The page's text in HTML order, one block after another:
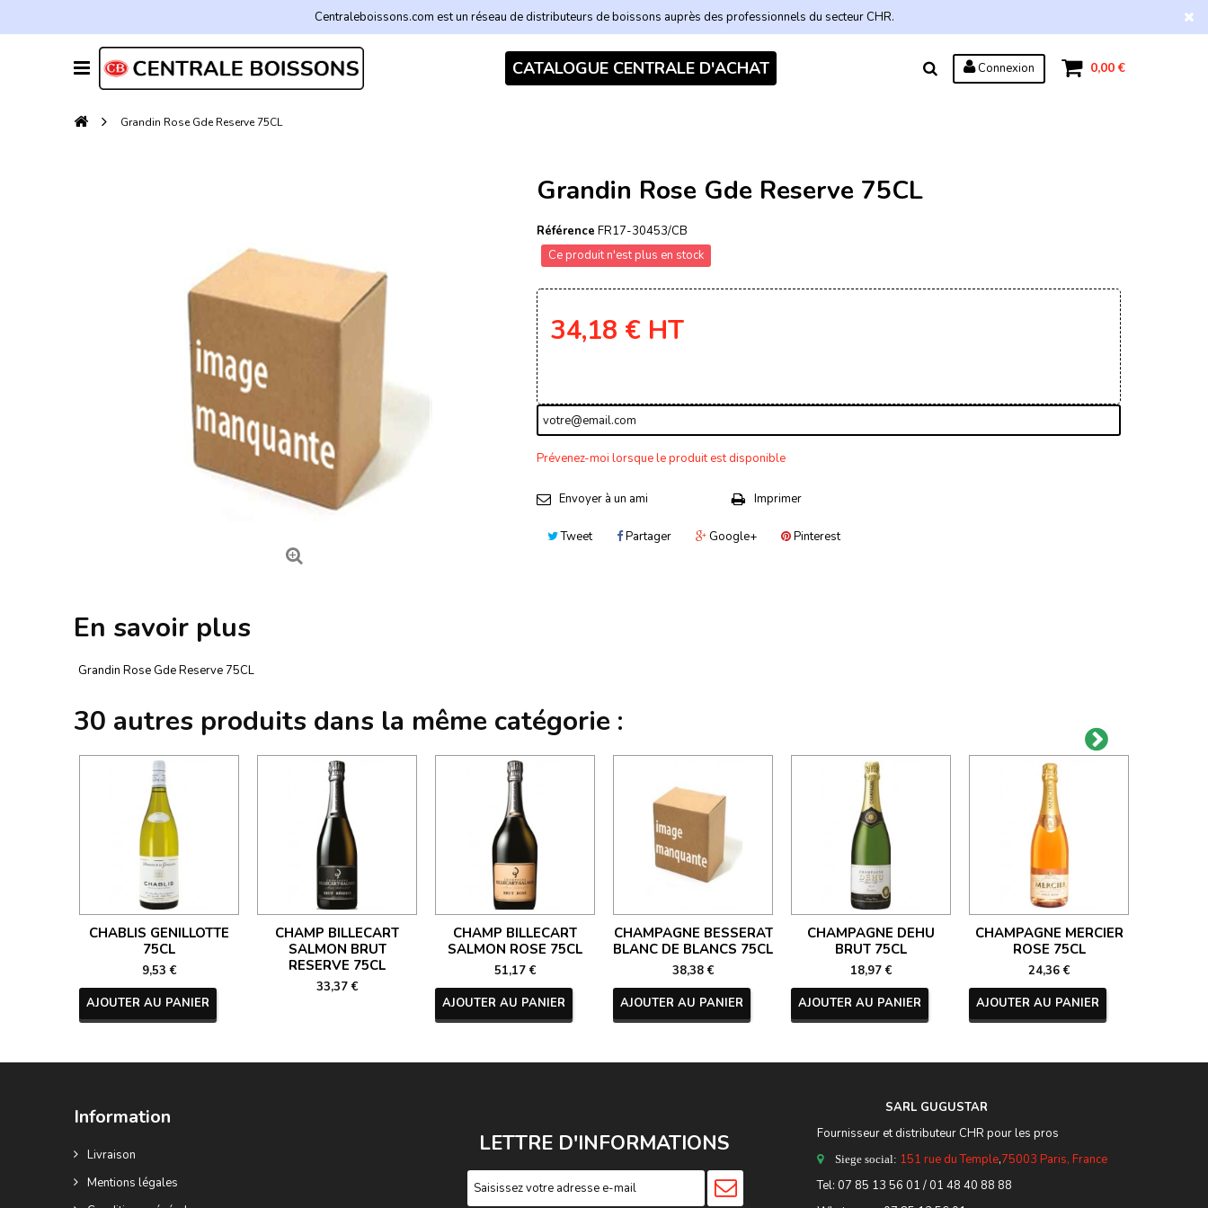
Centraleboissons.com est un réseau de distributeurs de boissons auprès des professionnels du secteur CHR.
0,00 €
Connexion
CATALOGUE CENTRALE D'ACHAT
Grandin Rose Gde Reserve 75CL
Grandin Rose Gde Reserve 75CL
Référence FR17-30453/CB
Ce produit n'est plus en stock
34,18 € HT
Prévenez-moi lorsque le produit est disponible
Envoyer à un ami Imprimer
Tweet Partager Google+ Pinterest
En savoir plus
Grandin Rose Gde Reserve 75CL
30 autres produits dans la même catégorie :
CHABLIS GENILLOTTE
75CL
9,53 €
AJOUTER AU PANIER
CHAMP BILLECART
SALMON BRUT
RESERVE 75CL
33,37 €
CHAMP BILLECART
SALMON ROSE 75CL
51,17 €
AJOUTER AU PANIER
CHAMPAGNE BESSERAT
BLANC DE BLANCS 75CL
38,38 €
AJOUTER AU PANIER
CHAMPAGNE DEHU
BRUT 75CL
18,97 €
AJOUTER AU PANIER
CHAMPAGNE MERCIER
ROSE 75CL
24,36 €
AJOUTER AU PANIER
Information
Livraison
Mentions légales
LETTRE D'INFORMATIONS
SARL GUGUSTAR
Fournisseur et distributeur CHR pour les pros
Siege social: 151 rue du Temple,75003 Paris, France
Tel: 07 85 13 56 01 / 01 48 40 88 88